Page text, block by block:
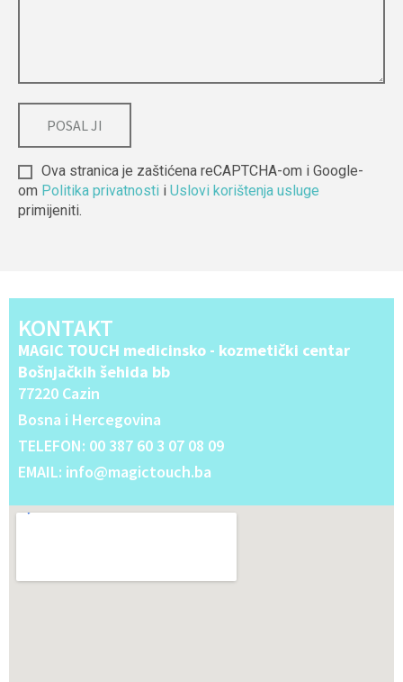
Ova stranica je zaštićena reCAPTCHA-om i Google-
om Politika privatnosti i Uslovi korištenja usluge
primijeniti.
KONTAKT
MAGIC TOUCH medicinsko - kozmetički centar
Bošnjačkih šehida bb
77220 Cazin
Bosna i Hercegovina
TELEFON: 00 387 60 3 07 08 09
EMAIL: info@magictouch.ba